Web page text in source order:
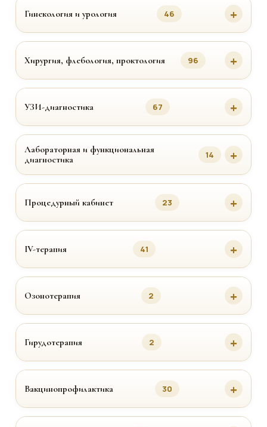
Гинекология и урология 46
Хирургия, флебология, проктология 96
УЗИ-диагностика 67
Лабораторная и функциональная
диагностика
14
Процедурный кабинет 23
IV-терапия 41
Озонотерапия 2
Гирудотерапия 2
Вакцинопрофилактика 30